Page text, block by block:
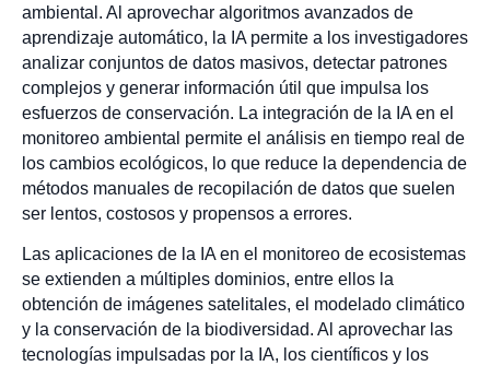
ambiental. Al aprovechar algoritmos avanzados de
aprendizaje automático, la IA permite a los investigadores
analizar conjuntos de datos masivos, detectar patrones
complejos y generar información útil que impulsa los
esfuerzos de conservación. La integración de la IA en el
monitoreo ambiental permite el análisis en tiempo real de
los cambios ecológicos, lo que reduce la dependencia de
métodos manuales de recopilación de datos que suelen
ser lentos, costosos y propensos a errores.
Las aplicaciones de la IA en el monitoreo de ecosistemas
se extienden a múltiples dominios, entre ellos la
obtención de imágenes satelitales, el modelado climático
y la conservación de la biodiversidad. Al aprovechar las
tecnologías impulsadas por la IA, los científicos y los